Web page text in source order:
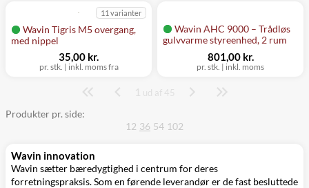
Wavin Tigris M5 overgang,
med nippel
11 varianter
pr. stk. | inkl. moms fra
35,00 kr.
Wavin AHC 9000 – Trådløs
gulvvarme styreenhed, 2 rum
pr. stk. | inkl. moms
801,00 kr.
Side
1 ud af 45
Produkter pr. side:
12 36 54 102
Wavin innovation
Wavin sætter bæredygtighed i centrum for deres
forretningspraksis. Som en førende leverandør er de fast besluttede